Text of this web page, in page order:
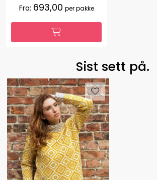
Fra: 693,00 per pakke
Sist sett på.